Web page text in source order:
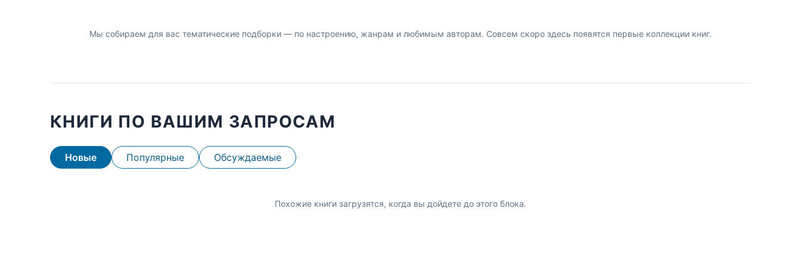
Мы собираем для вас тематические подборки — по настроению, жанрам и любимым авторам. Совсем скоро здесь появятся первые коллекции книг.
КНИГИ ПО ВАШИМ ЗАПРОСАМ
Новые Популярные Обсуждаемые
Похожие книги загрузятся, когда вы дойдете до этого блока.